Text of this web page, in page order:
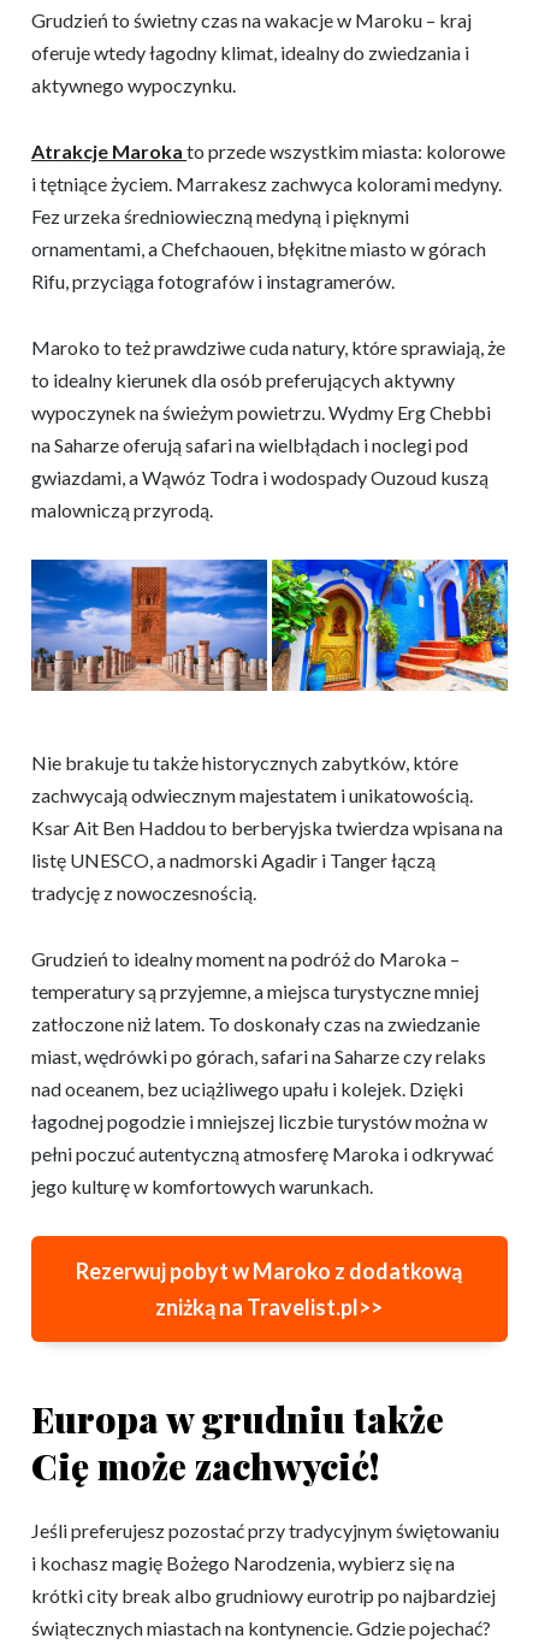
Grudzień to świetny czas na wakacje w Maroku – kraj
oferuje wtedy łagodny klimat, idealny do zwiedzania i
aktywnego wypoczynku.
Atrakcje Marokato przede wszystkim miasta: kolorowe
i tętniące życiem. Marrakesz zachwyca kolorami medyny.
Fez urzeka średniowieczną medyną i pięknymi
ornamentami, a Chefchaouen, błękitne miasto w górach
Rifu, przyciąga fotografów i instagramerów.
Maroko to też prawdziwe cuda natury, które sprawiają, że
to idealny kierunek dla osób preferujących aktywny
wypoczynek na świeżym powietrzu. Wydmy Erg Chebbi
na Saharze oferują safari na wielbłądach i noclegi pod
gwiazdami, a Wąwóz Todra i wodospady Ouzoud kuszą
malowniczą przyrodą.
Nie brakuje tu także historycznych zabytków, które
zachwycają odwiecznym majestatem i unikatowością.
Ksar Ait Ben Haddou to berberyjska twierdza wpisana na
listę UNESCO, a nadmorski Agadir i Tanger łączą
tradycję z nowoczesnością.
Grudzień to idealny moment na podróż do Maroka –
temperatury są przyjemne, a miejsca turystyczne mniej
zatłoczone niż latem. To doskonały czas na zwiedzanie
miast, wędrówki po górach, safari na Saharze czy relaks
nad oceanem, bez uciążliwego upału i kolejek. Dzięki
łagodnej pogodzie i mniejszej liczbie turystów można w
pełni poczuć autentyczną atmosferę Maroka i odkrywać
jego kulturę w komfortowych warunkach.
Rezerwuj pobyt w Maroko z dodatkową
zniżką na Travelist.pl>>
Europa w grudniu także
Cię może zachwycić!
Jeśli preferujesz pozostać przy tradycyjnym świętowaniu
i kochasz magię Bożego Narodzenia, wybierz się na
krótki city break albo grudniowy eurotrip po najbardziej
świątecznych miastach na kontynencie. Gdzie pojechać?